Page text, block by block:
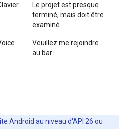
Le projet est presque
terminé, mais doit être
examiné.
Veuillez me rejoindre
au bar.
Android au niveau d'API 26 ou